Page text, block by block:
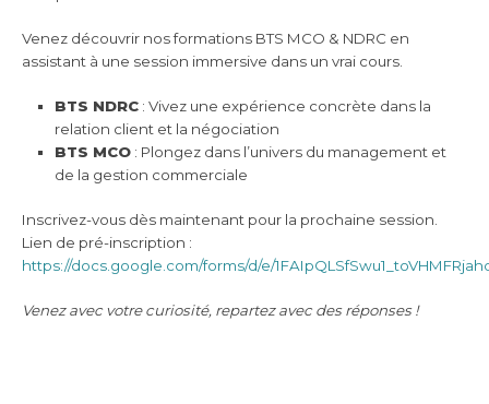
Venez découvrir nos formations BTS MCO & NDRC en
assistant à une session immersive dans un vrai cours.
BTS NDRC : Vivez une expérience concrète dans la
relation client et la négociation
BTS MCO : Plongez dans l’univers du management et
de la gestion commerciale
Inscrivez-vous dès maintenant pour la prochaine session.
Lien de pré-inscription :
https://docs.google.com/forms/d/e/
Venez avec votre curiosité, repartez avec des réponses !